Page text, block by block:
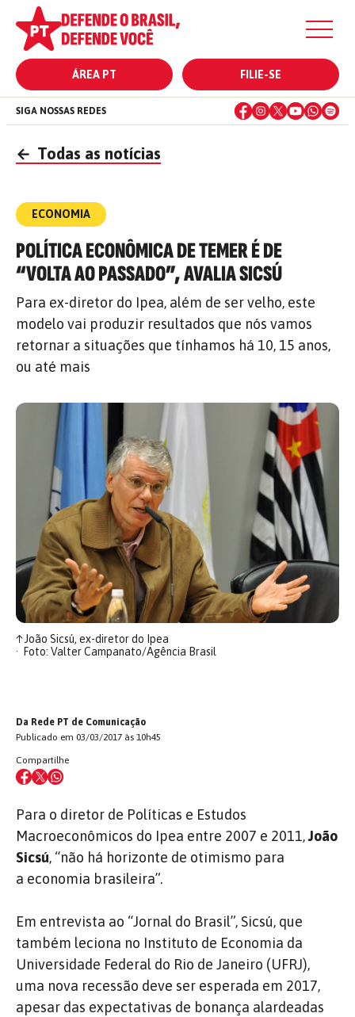
ÁREA PT FILIE-SE
SIGA NOSSAS REDES
← Todas as notícias
ECONOMIA
POLÍTICA ECONÔMICA DE TEMER É DE
“VOLTA AO PASSADO”, AVALIA SICSÚ
Para ex-diretor do Ipea, além de ser velho, este
modelo vai produzir resultados que nós vamos
retornar a situações que tínhamos há 10, 15 anos,
ou até mais
↑João Sicsú, ex-diretor do Ipea
Foto: Valter Campanato/Agência Brasil
Da Rede PT de Comunicação
Publicado em 03/03/2017 às 10h45
Compartilhe
Para o diretor de Políticas e Estudos
Macroeconômicos do Ipea entre 2007 e 2011,João
Sicsú, “não há horizonte de otimismo para
a economia brasileira”.
Em entrevista ao “Jornal do Brasil”, Sicsú, que
também leciona no Instituto de Economia da
Universidade Federal do Rio de Janeiro (UFRJ),
uma nova recessão deve ser esperada em 2017,
apesar das expectativas de bonança alardeadas